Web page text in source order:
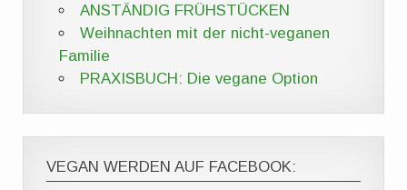
ANSTÄNDIG FRÜHSTÜCKEN
Weihnachten mit der nicht-veganen
Familie
PRAXISBUCH: Die vegane Option
VEGAN WERDEN AUF FACEBOOK: